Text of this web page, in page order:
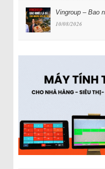
Vingroup – Bao
10/08/2026